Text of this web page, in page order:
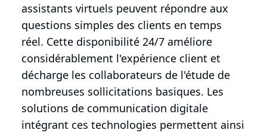
assistants virtuels peuvent répondre aux
questions simples des clients en temps
réel. Cette disponibilité 24/7 améliore
considérablement l'expérience client et
décharge les collaborateurs de l'étude de
nombreuses sollicitations basiques. Les
solutions de communication digitale
intégrant ces technologies permettent ainsi